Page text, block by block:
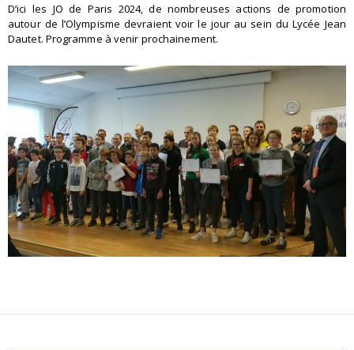
D’ici les JO de Paris 2024, de nombreuses actions de promotion
autour de l’Olympisme devraient voir le jour au sein du Lycée Jean
Dautet. Programme à venir prochainement.